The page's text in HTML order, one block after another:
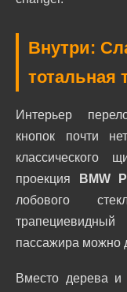
Внутри:
тотальная
Интерьер
кнопок почти
классического
проекция
BMW
лобового
пассажира можно
Вместо дерева и